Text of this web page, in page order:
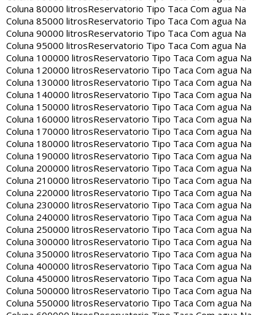
Coluna 80000 litrosReservatorio Tipo Taca Com agua Na
Coluna 85000 litrosReservatorio Tipo Taca Com agua Na
Coluna 90000 litrosReservatorio Tipo Taca Com agua Na
Coluna 95000 litrosReservatorio Tipo Taca Com agua Na
Coluna 100000 litrosReservatorio Tipo Taca Com agua Na
Coluna 120000 litrosReservatorio Tipo Taca Com agua Na
Coluna 130000 litrosReservatorio Tipo Taca Com agua Na
Coluna 140000 litrosReservatorio Tipo Taca Com agua Na
Coluna 150000 litrosReservatorio Tipo Taca Com agua Na
Coluna 160000 litrosReservatorio Tipo Taca Com agua Na
Coluna 170000 litrosReservatorio Tipo Taca Com agua Na
Coluna 180000 litrosReservatorio Tipo Taca Com agua Na
Coluna 190000 litrosReservatorio Tipo Taca Com agua Na
Coluna 200000 litrosReservatorio Tipo Taca Com agua Na
Coluna 210000 litrosReservatorio Tipo Taca Com agua Na
Coluna 220000 litrosReservatorio Tipo Taca Com agua Na
Coluna 230000 litrosReservatorio Tipo Taca Com agua Na
Coluna 240000 litrosReservatorio Tipo Taca Com agua Na
Coluna 250000 litrosReservatorio Tipo Taca Com agua Na
Coluna 300000 litrosReservatorio Tipo Taca Com agua Na
Coluna 350000 litrosReservatorio Tipo Taca Com agua Na
Coluna 400000 litrosReservatorio Tipo Taca Com agua Na
Coluna 450000 litrosReservatorio Tipo Taca Com agua Na
Coluna 500000 litrosReservatorio Tipo Taca Com agua Na
Coluna 550000 litrosReservatorio Tipo Taca Com agua Na